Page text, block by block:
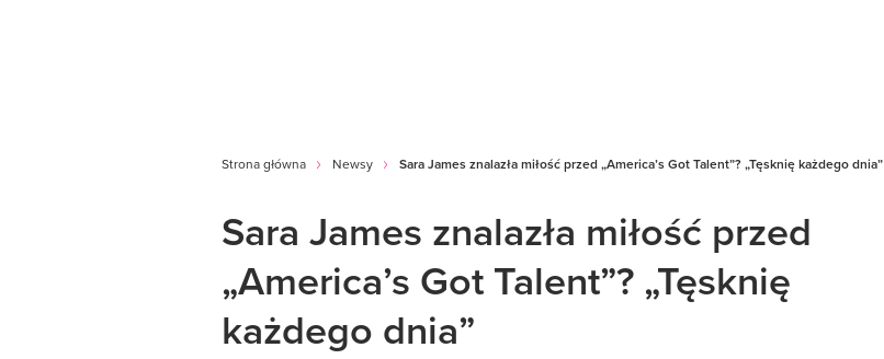
Strona główna Newsy Sara James znalazła miłość przed „America’s Got Talent”? „Tęsknię każdego dnia”
Sara James znalazła miłość przed
„America’s Got Talent”? „Tęsknię
każdego dnia”